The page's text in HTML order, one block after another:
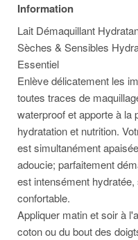
Information
Lait Démaquillant
Sèches & Sensibles
Essentiel
Enlève délicatement les
toutes traces de
waterproof et apporte à la
hydratation et nutrition.
est simultanément
adoucie; parfaitement
est intensément hydratée,
confortable.
Appliquer matin et soir à
coton ou du bout des